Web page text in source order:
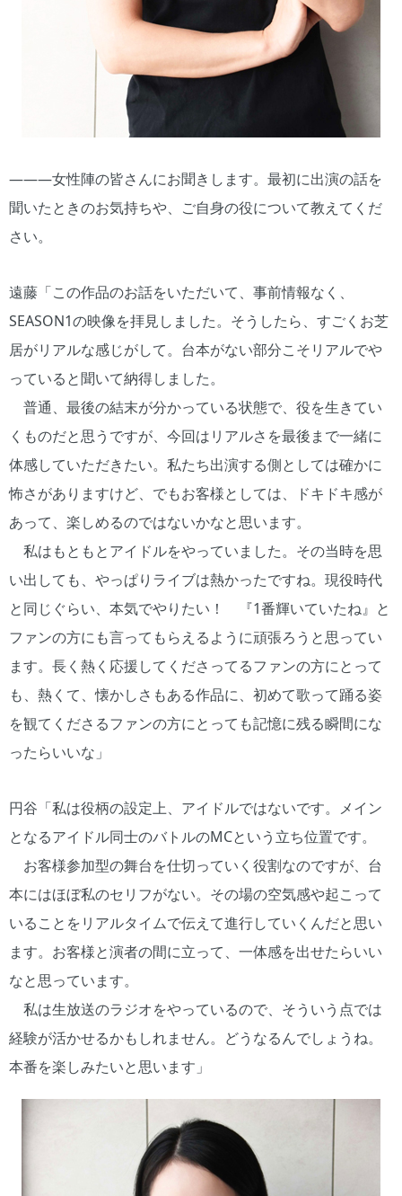
―――女性陣の皆さんにお聞きします。最初に出演の話を
聞いたときのお気持ちや、ご自身の役について教えてくだ
さい。
遠藤「この作品のお話をいただいて、事前情報なく、
SEASON1の映像を拝見しました。そうしたら、すごくお芝
居がリアルな感じがして。台本がない部分こそリアルでや
っていると聞いて納得しました。
普通、最後の結末が分かっている状態で、役を生きてい
くものだと思うですが、今回はリアルさを最後まで一緒に
体感していただきたい。私たち出演する側としては確かに
怖さがありますけど、でもお客様としては、ドキドキ感が
あって、楽しめるのではないかなと思います。
私はもともとアイドルをやっていました。その当時を思
い出しても、やっぱりライブは熱かったですね。現役時代
と同じぐらい、本気でやりたい！ 『1番輝いていたね』と
ファンの方にも言ってもらえるように頑張ろうと思ってい
ます。長く熱く応援してくださってるファンの方にとって
も、熱くて、懐かしさもある作品に、初めて歌って踊る姿
を観てくださるファンの方にとっても記憶に残る瞬間にな
ったらいいな」
円谷「私は役柄の設定上、アイドルではないです。メイン
となるアイドル同士のバトルのMCという立ち位置です。
お客様参加型の舞台を仕切っていく役割なのですが、台
本にはほぼ私のセリフがない。その場の空気感や起こって
いることをリアルタイムで伝えて進行していくんだと思い
ます。お客様と演者の間に立って、一体感を出せたらいい
なと思っています。
私は生放送のラジオをやっているので、そういう点では
経験が活かせるかもしれません。どうなるんでしょうね。
本番を楽しみたいと思います」